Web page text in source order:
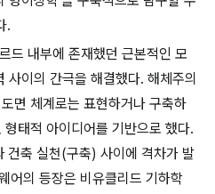
.
드 내부에 존재했던 근본적인 모
이의 간극을 해결했다. 해체주의
면 체계로는 표현하거나 구축하
태적 아이디어를 기반으로 했다.
건축 실천(구축) 사이에 격차가 발
어의 등장은 비유클리드 기하학